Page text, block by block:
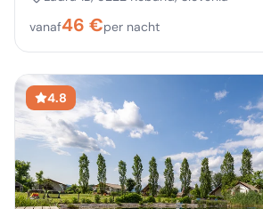
vanaf46 €per nacht
4.8